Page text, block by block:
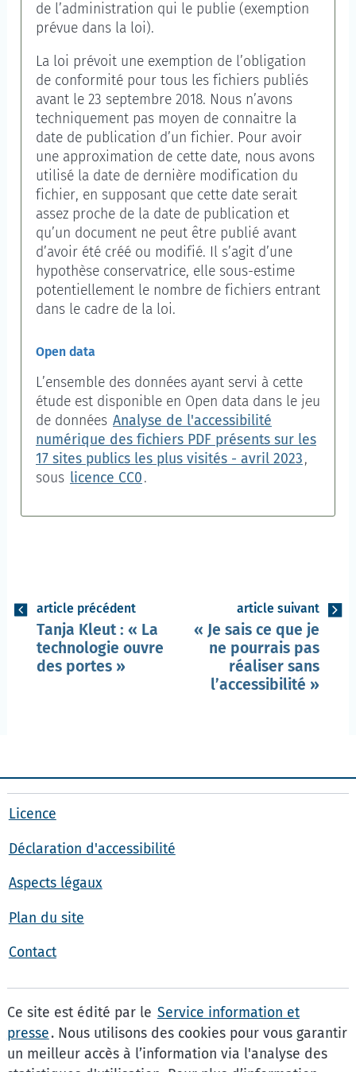
de l’administration qui le publie (exemption
prévue dans la loi).
La loi prévoit une exemption de l’obligation
de conformité pour tous les fichiers publiés
avant le 23 septembre 2018. Nous n’avons
techniquement pas moyen de connaitre la
date de publication d’un fichier. Pour avoir
une approximation de cette date, nous avons
utilisé la date de dernière modification du
fichier, en supposant que cette date serait
assez proche de la date de publication et
qu’un document ne peut être publié avant
d’avoir été créé ou modifié. Il s’agit d’une
hypothèse conservatrice, elle sous-estime
potentiellement le nombre de fichiers entrant
dans le cadre de la loi.
Open data
L’ensemble des données ayant servi à cette
étude est disponible en Open datadans le jeu
de données Analyse de l'accessibilité
numérique des fichiers PDF présents sur les
17 sites publics les plus visités - avril 2023,
sous licence CC0.
article précédent
Tanja Kleut :
La
technologie ouvre
des portes
article suivant
Je sais ce que je
ne pourrais pas
réaliser sans
l’accessibilité
Licence
Déclaration d'accessibilité
Aspects légaux
Plan du site
Contact
Ce site est édité par le Service information et
presse. Nous utilisons des cookies pour vous garantir
un meilleur accès à l’information via l'analyse des